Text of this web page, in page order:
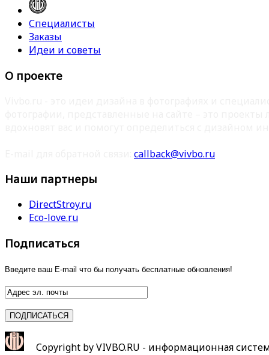
Специалисты
Заказы
Идеи и советы
О проекте
callback@vivbo.ru
Наши партнеры
DirectStroy.ru
Eco-love.ru
Подписаться
Введите ваш E-mail что бы получать бесплатные обновления!
Copyright by VIVBO.RU - информационная